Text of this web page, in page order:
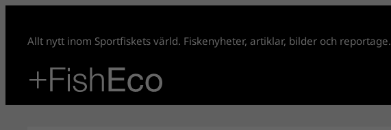
innehåll
Allt nytt inom Sportfiskets värld. Fiskenyheter, artiklar, bilder och reportage.